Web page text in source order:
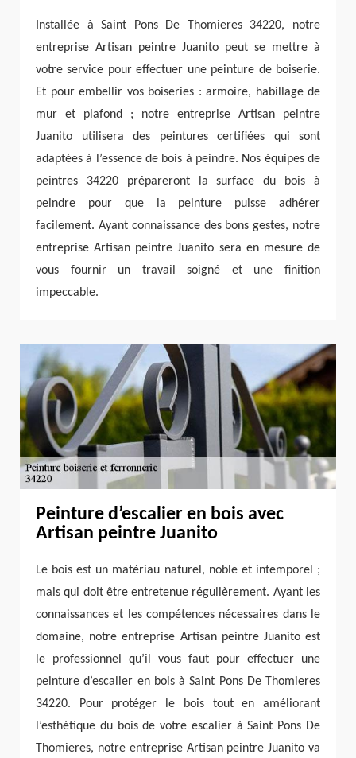
Installée à Saint Pons De Thomieres 34220, notre
entreprise Artisan peintre Juanito peut se mettre à
votre service pour effectuer une peinture de boiserie.
Et pour embellir vos boiseries : armoire, habillage de
mur et plafond ; notre entreprise Artisan peintre
Juanito utilisera des peintures certifiées qui sont
adaptées à l’essence de bois à peindre. Nos équipes de
peintres 34220 prépareront la surface du bois à
peindre pour que la peinture puisse adhérer
facilement. Ayant connaissance des bons gestes, notre
entreprise Artisan peintre Juanito sera en mesure de
vous fournir un travail soigné et une finition
impeccable.
Peinture d’escalier en bois avec
Artisan peintre Juanito
Le bois est un matériau naturel, noble et intemporel ;
mais qui doit être entretenue régulièrement. Ayant les
connaissances et les compétences nécessaires dans le
domaine, notre entreprise Artisan peintre Juanito est
le professionnel qu’il vous faut pour effectuer une
peinture d’escalier en bois à Saint Pons De Thomieres
34220. Pour protéger le bois tout en améliorant
l’esthétique du bois de votre escalier à Saint Pons De
Thomieres, notre entreprise Artisan peintre Juanito va